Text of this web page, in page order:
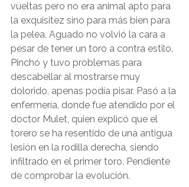
vueltas pero no era animal apto para
la exquisitez sino para más bien para
la pelea. Aguado no volvió la cara a
pesar de tener un toro a contra estilo.
Pinchó y tuvo problemas para
descabellar al mostrarse muy
dolorido, apenas podía pisar. Pasó a la
enfermería, donde fue atendido por el
doctor Mulet, quien explicó que el
torero se ha resentido de una antigua
lesión en la rodilla derecha, siendo
infiltrado en el primer toro. Pendiente
de comprobar la evolución.